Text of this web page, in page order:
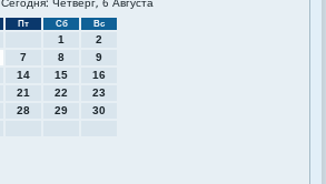
Сегодня: Четверг, 6 Августа
Пт Сб Вс
1
2
7 8
9
14 15
16
21 22
23
28 29
30